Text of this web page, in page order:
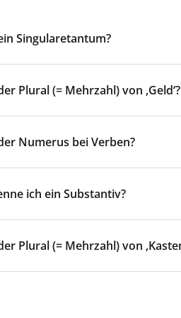
Singularetantum?
Plural (= Mehrzahl) von ‚Geld‘?
Numerus bei Verben?
ich ein Substantiv?
Plural (= Mehrzahl) von